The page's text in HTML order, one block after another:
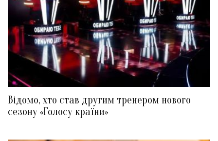
Відомо, хто став другим тренером нового
сезону «Голосу країни»